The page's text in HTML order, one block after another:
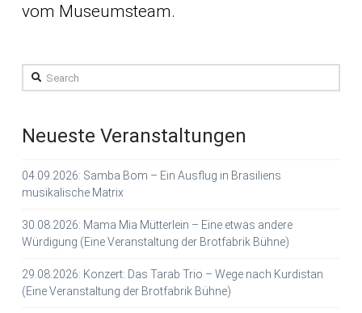
vom Museumsteam.
Search
Neueste Veranstaltungen
04.09.2026: Samba Bom – Ein Ausflug in Brasiliens
musikalische Matrix
30.08.2026: Mama Mia Mütterlein – Eine etwas andere
Würdigung (Eine Veranstaltung der Brotfabrik Bühne)
29.08.2026: Konzert: Das Tarab Trio – Wege nach Kurdistan
(Eine Veranstaltung der Brotfabrik Bühne)